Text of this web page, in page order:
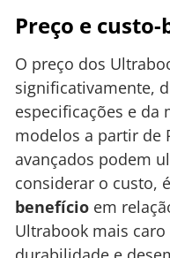
Preço e
O preço dos
significativamente,
especificações e da
modelos a partir de
avançados podem
considerar o custo,
benefício em
Ultrabook mais